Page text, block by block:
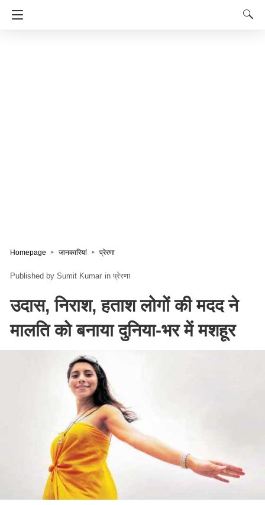
Homepage जानकारियां प्रेरणा
Sumit Kumar in प्रेरणा
उदास, निराश, हताश लोगों की मदद ने
मालति को बनाया दुनिया-भर में मशहूर